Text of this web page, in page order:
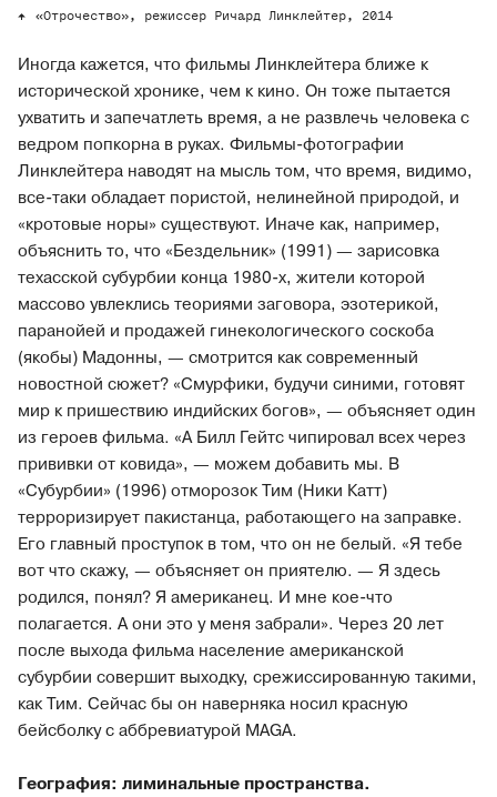
«Отрочество», режиссер Ричард Линклейтер, 2014
Иногда кажется, что фильмы Линклейтера ближе к
исторической хронике, чем к кино. Он тоже пытается
ухватить и запечатлеть время, а не развлечь человека с
ведром попкорна в руках. Фильмы-фотографии
Линклейтера наводят на мысль том, что время, видимо,
все-таки обладает пористой, нелинейной природой, и
«кротовые норы» существуют. Иначе как, например,
объяснить то, что «Бездельник» (1991) — зарисовка
техасской субурбии конца 1980-х, жители которой
массово увлеклись теориями заговора, эзотерикой,
паранойей и продажей гинекологического соскоба
(якобы) Мадонны, — смотрится как современный
новостной сюжет? «Смурфики, будучи синими, готовят
мир к пришествию индийских богов», — объясняет один
из героев фильма. «А Билл Гейтс чипировал всех через
прививки от ковида», — можем добавить мы. В
«Субурбии» (1996) отморозок Тим (Ники Катт)
терроризирует пакистанца, работающего на заправке.
Его главный проступок в том, что он не белый. «Я тебе
вот что скажу, — объясняет он приятелю. — Я здесь
родился, понял? Я американец. И мне кое-что
полагается. А они это у меня забрали». Через 20 лет
после выхода фильма население американской
субурбии совершит выходку, срежиссированную такими,
как Тим. Сейчас бы он наверняка носил красную
бейсболку с аббревиатурой MAGA.
География: лиминальные пространства.